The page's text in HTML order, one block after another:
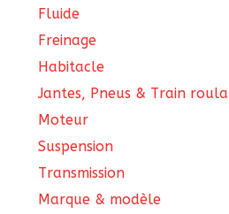
Fluide
Freinage
Habitacle
Jantes, Pneus & Train
Moteur
Suspension
Transmission
Marque & modèle